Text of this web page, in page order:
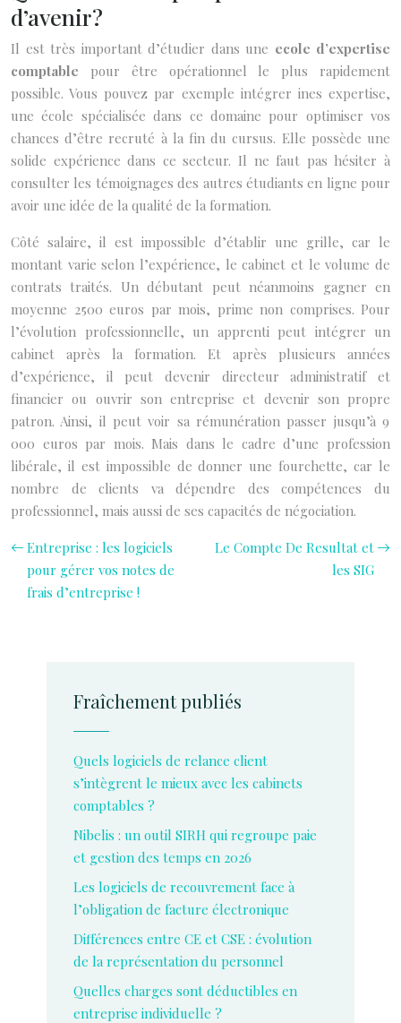
d’avenir ?
Il est très important d’étudier dans une ecole d’expertise
comptable pour être opérationnel le plus rapidement
possible. Vous pouvez par exemple intégrer ines expertise,
une école spécialisée dans ce domaine pour optimiser vos
chances d’être recruté à la fin du cursus. Elle possède une
solide expérience dans ce secteur. Il ne faut pas hésiter à
consulter les témoignages des autres étudiants en ligne pour
avoir une idée de la qualité de la formation.
Côté salaire, il est impossible d’établir une grille, car le
montant varie selon l’expérience, le cabinet et le volume de
contrats traités. Un débutant peut néanmoins gagner en
moyenne 2 500 euros par mois, prime non comprises. Pour
l’évolution professionnelle, un apprenti peut intégrer un
cabinet après la formation. Et après plusieurs années
d’expérience, il peut devenir directeur administratif et
financier ou ouvrir son entreprise et devenir son propre
patron. Ainsi, il peut voir sa rémunération passer jusqu’à 9
000 euros par mois. Mais dans le cadre d’une profession
libérale, il est impossible de donner une fourchette, car le
nombre de clients va dépendre des compétences du
professionnel, mais aussi de ses capacités de négociation.
Entreprise : les logiciels
pour gérer vos notes de
frais d’entreprise !
Le Compte De Resultat et
les SIG
Fraîchement publiés
Quels logiciels de relance client
s’intègrent le mieux avec les cabinets
comptables ?
Nibelis : un outil SIRH qui regroupe paie
et gestion des temps en 2026
Les logiciels de recouvrement face à
l’obligation de facture électronique
Différences entre CE et CSE : évolution
de la représentation du personnel
Quelles charges sont déductibles en
entreprise individuelle ?